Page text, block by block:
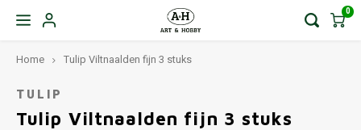
0
Home Tulip Viltnaalden fijn 3 stuks
TULIP
Tulip Viltnaalden fijn 3 stuks